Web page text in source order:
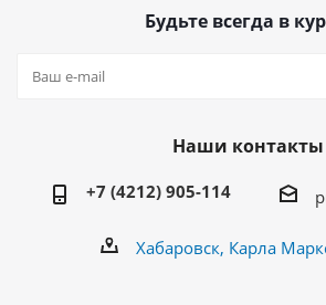
Будьте всегда в
Наши контакты
+7 (4212) 905-114
Хабаровск, Карла